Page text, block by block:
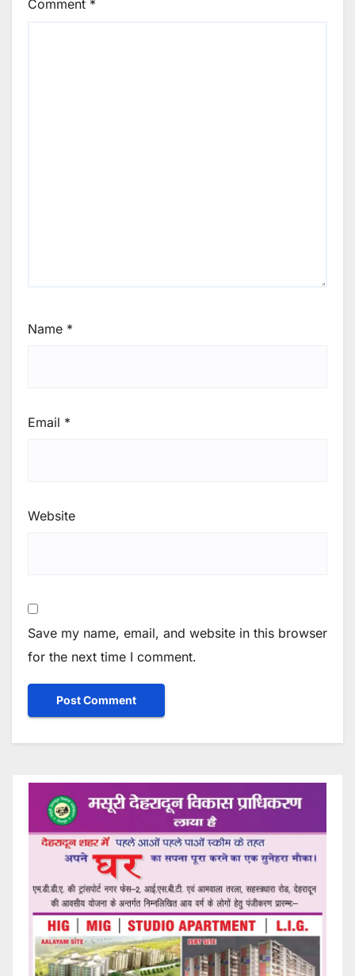
Comment *
Name *
Email *
Website
Save my name, email, and website in this browser
for the next time I comment.